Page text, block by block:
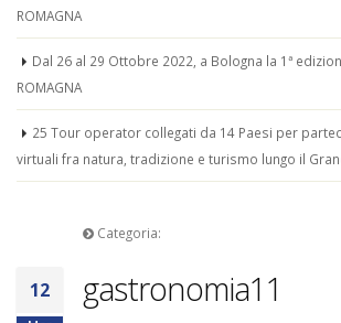
ROMAGNA
Dal 26 al 29 Ottobre 2022, a Bologna la 1ª
ROMAGNA
25 Tour operator collegati da 14 Paesi per
virtuali fra natura, tradizione e turismo lungo il
Categoria:
12 gastronomia11